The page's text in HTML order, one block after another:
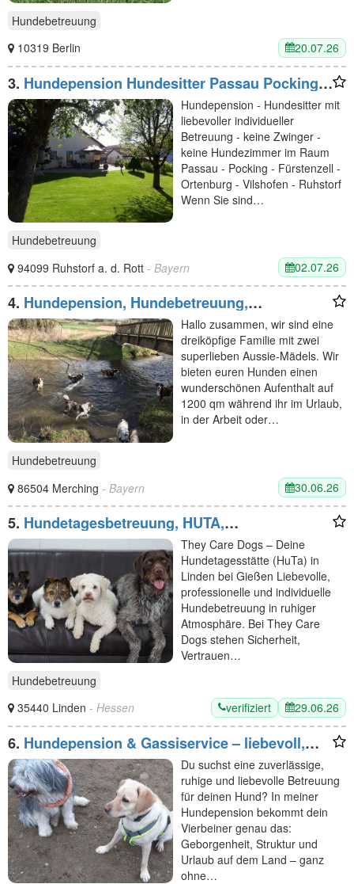
Hundebetreuung
10319 Berlin
20.07.26
3. Hundepension Hundesitter Passau Pocking
Schärding
Hundepension - Hundesitter mit
liebevoller individueller
Betreuung - keine Zwinger -
keine Hundezimmer im Raum
Passau - Pocking - Fürstenzell -
Ortenburg - Vilshofen - Ruhstorf
Wenn Sie sind…
Hundebetreuung
94099 Ruhstorf a. d. Rott - Bayern 02.07.26
4. Hundepension, Hundebetreuung,
Hundetagesstätte, HundesitterHallo zusammen, wir sind eine
dreiköpfige Familie mit zwei
superlieben Aussie-Mädels. Wir
bieten euren Hunden einen
wunderschönen Aufenthalt auf
1200 qm während ihr im Urlaub,
in der Arbeit oder…
Hundebetreuung
86504 Merching - Bayern 30.06.26
5. Hundetagesbetreuung, HUTA,
Hundetagesstätte They Care Dogs in Linden bei
Gießen
They Care Dogs – Deine
Hundetagesstätte (HuTa) in
Linden bei Gießen Liebevolle,
professionelle und individuelle
Hundebetreuung in ruhiger
Atmosphäre. Bei They Care
Dogs stehen Sicherheit,
Vertrauen…
Hundebetreuung
35440 Linden - Hessen verifiziert 29.06.26
6. Hundepension & Gassiservice – liebevoll,
ruhig und individuell
Du suchst eine zuverlässige,
ruhige und liebevolle Betreuung
für deinen Hund? In meiner
Hundepension bekommt dein
Vierbeiner genau das:
Geborgenheit, Struktur und
Urlaub auf dem Land – ganz
ohne…